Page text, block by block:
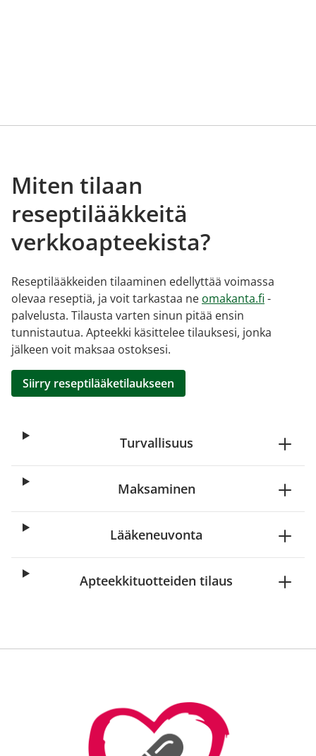
Miten tilaan
reseptilääkkeitä
verkkoapteekista?
Reseptilääkkeiden tilaaminen edellyttää voimassa
olevaa reseptiä, ja voit tarkastaa ne omakanta.fi -
palvelusta. Tilausta varten sinun pitää ensin
tunnistautua. Apteekki käsittelee tilauksesi, jonka
jälkeen voit maksaa ostoksesi.
Siirry reseptilääketilaukseen
Turvallisuus
Maksaminen
Lääkeneuvonta
Apteekkituotteiden tilaus